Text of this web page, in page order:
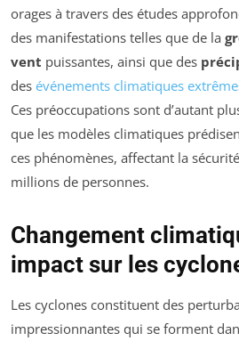
orages à travers des études
des manifestations telles que de la
vent puissantes, ainsi que des
des événements climatiques
Ces préoccupations sont d’autant
que les modèles climatiques
ces phénomènes, affectant la
millions de personnes.
Changement
impact sur les
Les cyclones constituent des
impressionnantes qui se forment